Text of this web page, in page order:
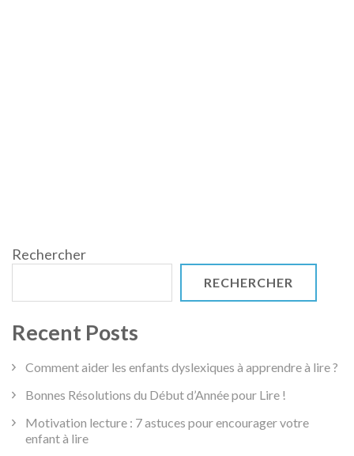
Rechercher
RECHERCHER
Recent Posts
Comment aider les enfants dyslexiques à apprendre à lire ?
Bonnes Résolutions du Début d’Année pour Lire !
Motivation lecture : 7 astuces pour encourager votre
enfant à lire